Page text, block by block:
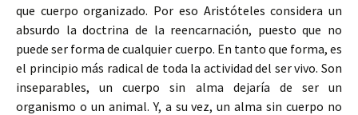
que cuerpo organizado. Por eso Aristóteles considera un
absurdo la doctrina de la reencarnación, puesto que no
puede ser forma de cualquier cuerpo. En tanto que forma, es
el principio más radical de toda la actividad del ser vivo. Son
inseparables, un cuerpo sin alma dejaría de ser un
organismo o un animal. Y, a su vez, un alma sin cuerpo no